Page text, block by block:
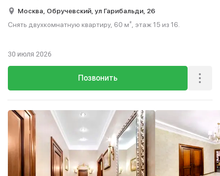
Москва, Обручевский, ул Гарибальди, 26
Снять двухкомнатную квартиру, 60 м², этаж 15 из 16.
Позвонить
30 июля 2026